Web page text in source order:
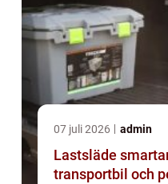
07 juli 2026 admin
Lastsläde smartare lastning i pickup,
transportbil och